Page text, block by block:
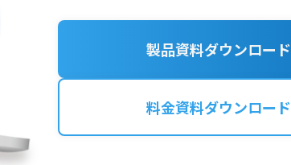
製品資料ダウンロード
料金資料ダウンロード